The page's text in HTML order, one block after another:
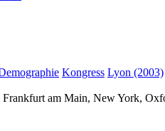
Kongress Lyon (2003)
am Main, New York,